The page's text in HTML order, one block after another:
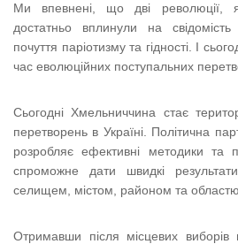
Ми впевнені, що дві революції,
достатньо вплинули на
почуття паріотизму та гідності. І
час еволюційних поступальних
Сьогодні Хмельниччина стає
перетворень в Україні. Політична
розробляє ефективні методики та
спроможне дати швидкі
селищем, містом, районом та областю.
Отримавши після місцевих виборів